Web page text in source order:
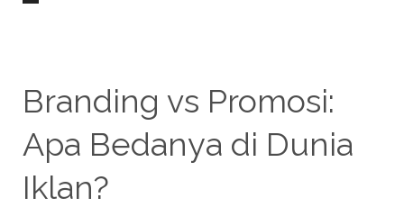
Branding vs Promosi:
Apa Bedanya di Dunia
Iklan?